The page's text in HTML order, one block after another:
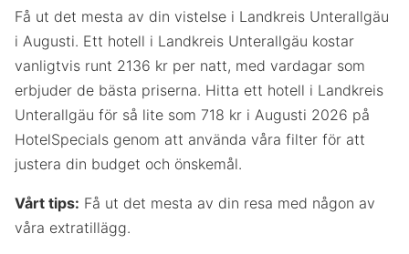
Få ut det mesta av din vistelse i Landkreis Unterallgäu
i Augusti. Ett hotell i Landkreis Unterallgäu kostar
vanligtvis runt 2136 kr per natt, med vardagar som
erbjuder de bästa priserna. Hitta ett hotell i Landkreis
Unterallgäu för så lite som 718 kr i Augusti 2026 på
HotelSpecials genom att använda våra filter för att
justera din budget och önskemål.
Vårt tips: Få ut det mesta av din resa med någon av
våra extratillägg.